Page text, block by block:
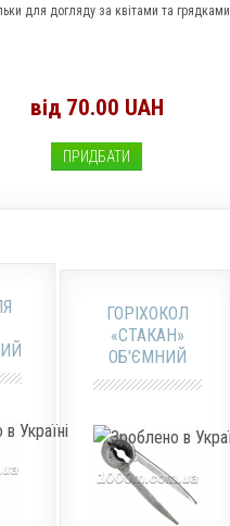
для догляду за квітами та грядками
від 70.00 UAH
ПРИДБАТИ
ГОРІХОКОЛ
«СТАКАН»
ОБ'ЄМНИЙ
АЛЮМІНІЄВИЙ